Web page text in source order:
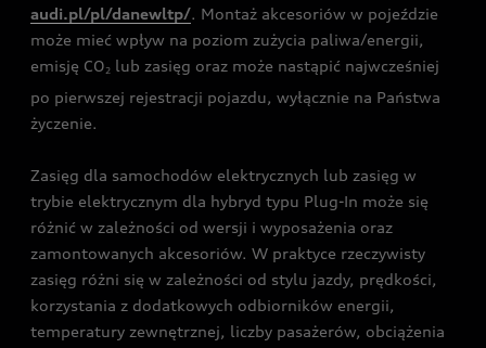
audi.pl/pl/danewltp/. Montaż akcesoriów w pojeździe
może mieć wpływ na poziom zużycia paliwa/energii,
emisję CO2 lub zasięg oraz może nastąpić najwcześniej
po pierwszej rejestracji pojazdu, wyłącznie na Państwa
życzenie.
Zasięg dla samochodów elektrycznych lub zasięg w
trybie elektrycznym dla hybryd typu Plug-In może się
różnić w zależności od wersji i wyposażenia oraz
zamontowanych akcesoriów. W praktyce rzeczywisty
zasięg różni się w zależności od stylu jazdy, prędkości,
korzystania z dodatkowych odbiorników energii,
temperatury zewnętrznej, liczby pasażerów, obciążenia